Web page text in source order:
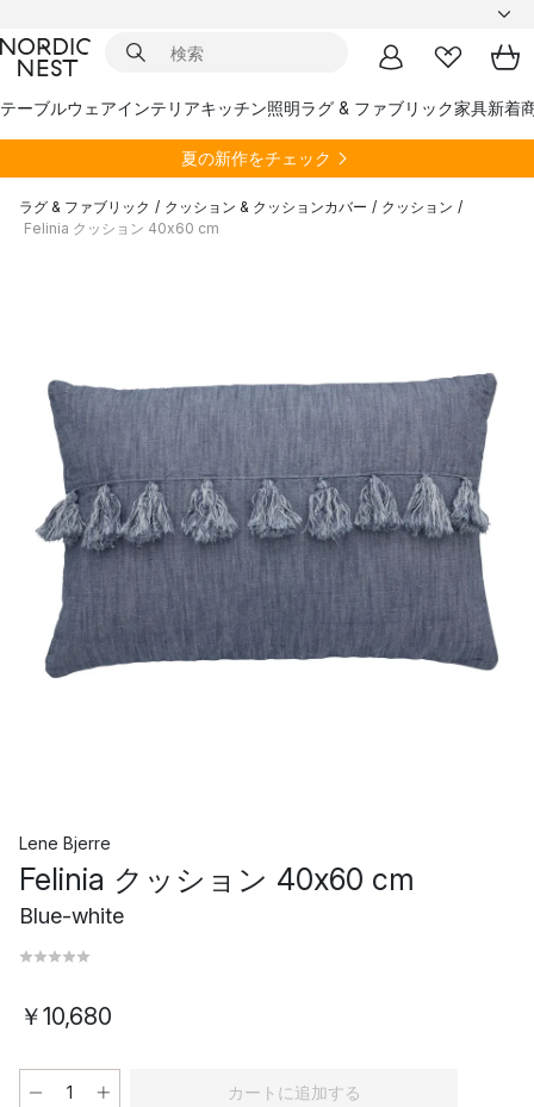
テーブルウェアインテリアキッチン照明ラグ & ファブリック家具新着
夏の新作をチェック
ラグ & ファブリック / クッション & クッションカバー / クッション /
Felinia クッション 40x60 cm
Lene Bjerre
Felinia クッション 40x60 cm
Blue-white
￥10,680
カートに追加する